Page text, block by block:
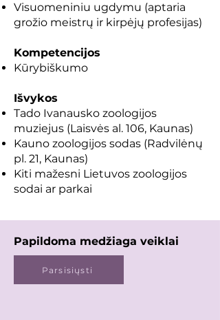
Visuomeniniu ugdymu (aptaria
grožio meistrų ir kirpėjų profesijas)
Kompetencijos
Kūrybiškumo
Išvykos
Tado Ivanausko zoologijos
muziejus (Laisvės al. 106, Kaunas)
Kauno zoologijos sodas (Radvilėnų
pl. 21, Kaunas)
Kiti mažesni Lietuvos zoologijos
sodai ar parkai
Papildoma medžiaga veiklai
Parsisiųsti